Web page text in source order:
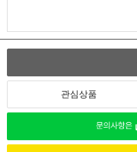
관심상품